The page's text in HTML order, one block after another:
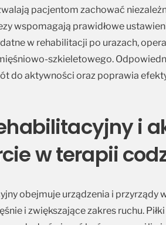
pacjentom zachować
wspomagają prawidłowe
w rehabilitacji po urazach,
szkieletowego.
do aktywności oraz poprawia
i
w terapii
obejmuje urządzenia i
i zwiększające zakres ruchu.